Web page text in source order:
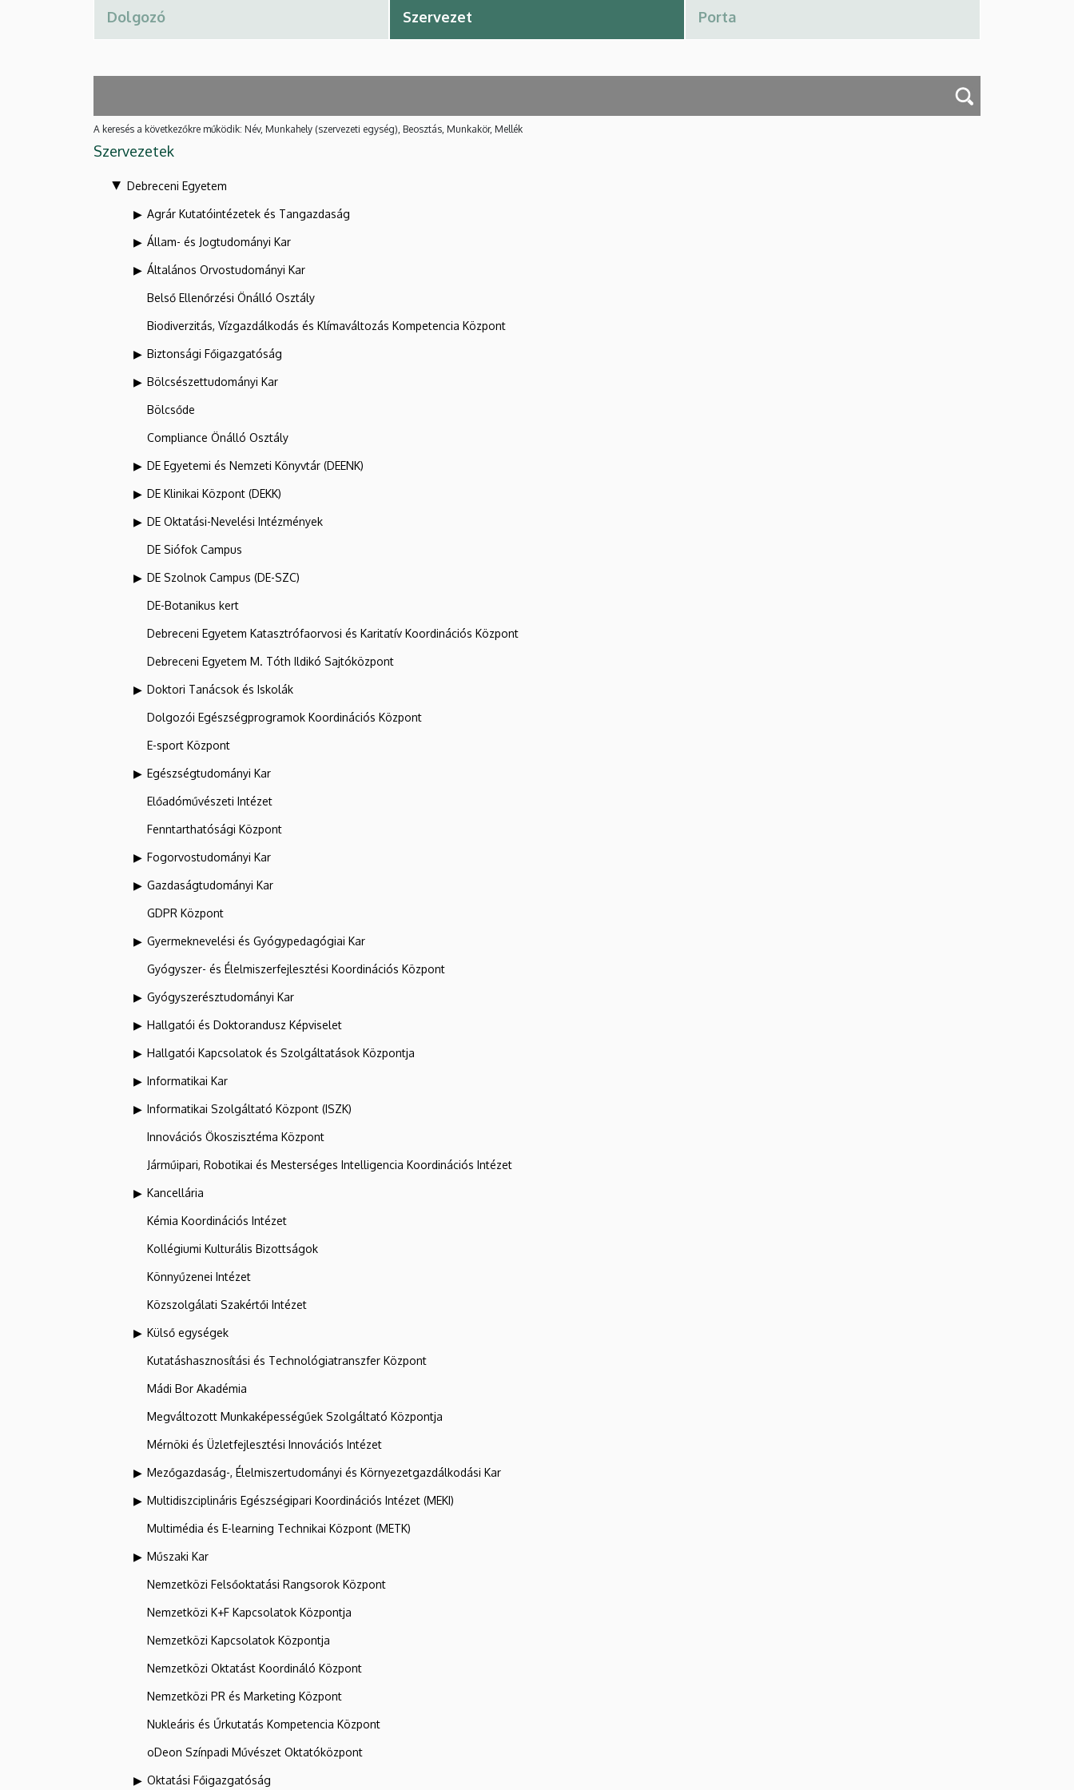
A keresés a következőkre működik: Név, Munkahely (szervezeti egység), Beosztás, Munkakör, Mellék
Szervezetek
Debreceni Egyetem
Agrár Kutatóintézetek és Tangazdaság
Állam- és Jogtudományi Kar
Általános Orvostudományi Kar
Belső Ellenőrzési Önálló Osztály
Biodiverzitás, Vízgazdálkodás és Klímaváltozás Kompetencia Központ
Biztonsági Főigazgatóság
Bölcsészettudományi Kar
Bölcsőde
Compliance Önálló Osztály
DE Egyetemi és Nemzeti Könyvtár (DEENK)
DE Klinikai Központ (DEKK)
DE Oktatási-Nevelési Intézmények
DE Siófok Campus
DE Szolnok Campus (DE-SZC)
DE-Botanikus kert
Debreceni Egyetem Katasztrófaorvosi és Karitatív Koordinációs Központ
Debreceni Egyetem M. Tóth Ildikó Sajtóközpont
Doktori Tanácsok és Iskolák
Dolgozói Egészségprogramok Koordinációs Központ
E-sport Központ
Egészségtudományi Kar
Előadóművészeti Intézet
Fenntarthatósági Központ
Fogorvostudományi Kar
Gazdaságtudományi Kar
GDPR Központ
Gyermeknevelési és Gyógypedagógiai Kar
Gyógyszer- és Élelmiszerfejlesztési Koordinációs Központ
Gyógyszerésztudományi Kar
Hallgatói és Doktorandusz Képviselet
Hallgatói Kapcsolatok és Szolgáltatások Központja
Informatikai Kar
Informatikai Szolgáltató Központ (ISZK)
Innovációs Ökoszisztéma Központ
Járműipari, Robotikai és Mesterséges Intelligencia Koordinációs Intézet
Kancellária
Kémia Koordinációs Intézet
Kollégiumi Kulturális Bizottságok
Könnyűzenei Intézet
Közszolgálati Szakértői Intézet
Külső egységek
Kutatáshasznosítási és Technológiatranszfer Központ
Mádi Bor Akadémia
Megváltozott Munkaképességűek Szolgáltató Központja
Mérnöki és Üzletfejlesztési Innovációs Intézet
Mezőgazdaság-, Élelmiszertudományi és Környezetgazdálkodási Kar
Multidiszciplináris Egészségipari Koordinációs Intézet (MEKI)
Multimédia és E-learning Technikai Központ (METK)
Műszaki Kar
Nemzetközi Felsőoktatási Rangsorok Központ
Nemzetközi K+F Kapcsolatok Központja
Nemzetközi Kapcsolatok Központja
Nemzetközi Oktatást Koordináló Központ
Nemzetközi PR és Marketing Központ
Nukleáris és Űrkutatás Kompetencia Központ
oDeon Színpadi Művészet Oktatóközpont
Oktatási Főigazgatóság